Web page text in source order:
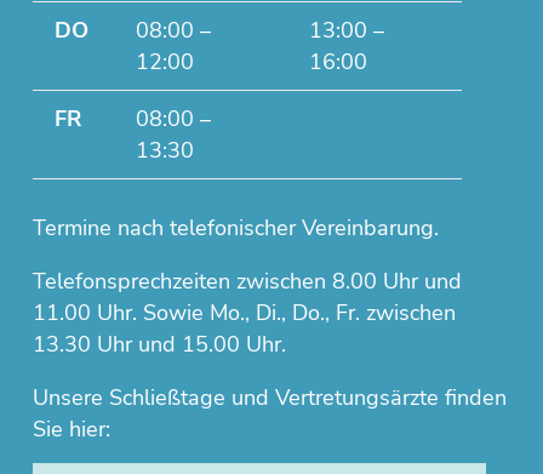
DO
08:00 –
12:00
13:00 –
16:00
FR
08:00 –
13:30
Termine nach telefonischer Vereinbarung.
Telefonsprechzeiten zwischen 8.00 Uhr und
11.00 Uhr. Sowie Mo., Di., Do., Fr. zwischen
13.30 Uhr und 15.00 Uhr.
Unsere Schließtage und Vertretungsärzte finden
Sie hier: